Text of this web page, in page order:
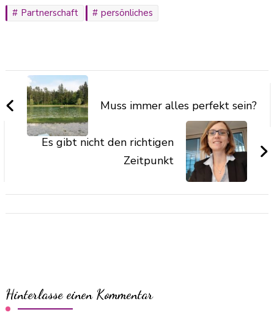
Partnerschaft persönliches
Muss immer alles perfekt sein?
Es gibt nicht den richtigen
Zeitpunkt
Hinterlasse einen Kommentar